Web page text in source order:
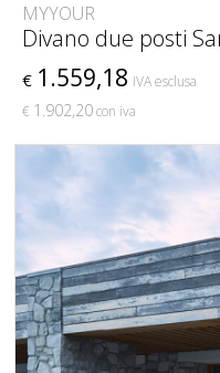
MYYOUR
Divano due posti
€ 1.559,18 IVA esclusa
€ 1.902,20con iva